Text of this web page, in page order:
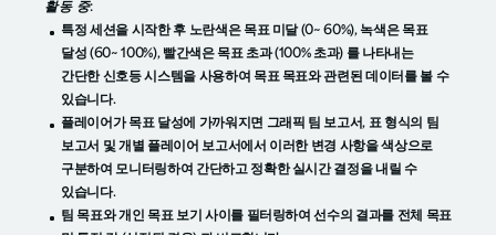
활동 중:
특정 세션을 시작한 후 노란색은 목표 미달 (0~ 60%), 녹색은 목표
달성 (60~ 100%), 빨간색은 목표 초과 (100% 초과) 를 나타내는
간단한 신호등 시스템을 사용하여 목표 목표와 관련된 데이터를 볼 수
있습니다.
플레이어가 목표 달성에 가까워지면 그래픽 팀 보고서, 표 형식의 팀
보고서 및 개별 플레이어 보고서에서 이러한 변경 사항을 색상으로
구분하여 모니터링하여 간단하고 정확한 실시간 결정을 내릴 수
있습니다.
팀 목표와 개인 목표 보기 사이를 필터링하여 선수의 결과를 전체 목표